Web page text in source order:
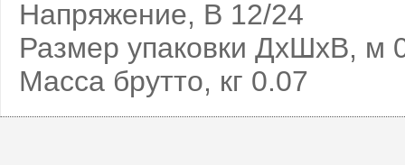
Напряжение, В 12/24
Размер упаковки ДхШхВ, м
Масса брутто, кг 0.07